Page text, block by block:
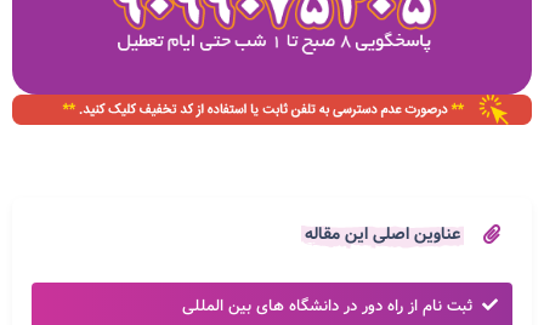
عناوین اصلی این مقاله
ثبت نام از راه دور در دانشگاه های بین المللی